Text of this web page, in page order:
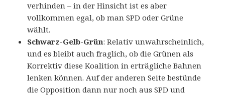
verhinden – in der Hinsicht ist es aber
vollkommen egal, ob man SPD oder Grüne
wählt.
Schwarz-Gelb-Grün: Relativ unwahrscheinlich,
und es bleibt auch fraglich, ob die Grünen als
Korrektiv diese Koalition in erträgliche Bahnen
lenken können. Auf der anderen Seite bestünde
die Opposition dann nur noch aus SPD und